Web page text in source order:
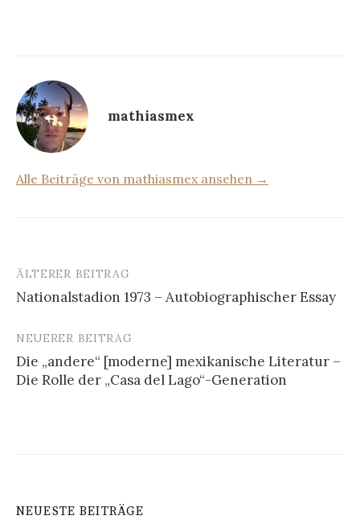
mathiasmex
Alle Beiträge von mathiasmex ansehen →
Beitrags-
Navigation
ÄLTERER BEITRAG
Nationalstadion 1973 – Autobiographischer Essay
NEUERER BEITRAG
Die „andere“ [moderne] mexikanische Literatur –
Die Rolle der „Casa del Lago“-Generation
NEUESTE BEITRÄGE